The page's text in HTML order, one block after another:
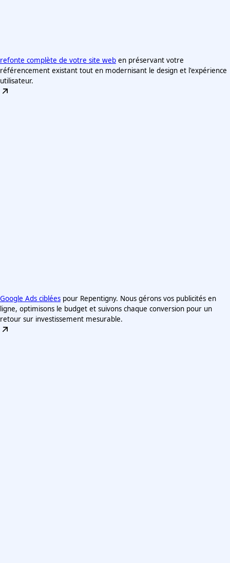
refonte complète de votre site web en préservant votre
référencement existant tout en modernisant le design et l'expérience
utilisateur.
Google Ads ciblées pour Repentigny. Nous gérons vos publicités en
ligne, optimisons le budget et suivons chaque conversion pour un
retour sur investissement mesurable.